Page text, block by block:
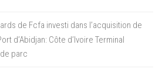
de Fcfa investi dans l’acquisition de
d’Abidjan: Côte d’Ivoire Terminal
parc